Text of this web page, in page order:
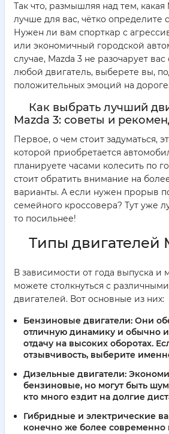
Так что, размышляя над тем, какая
лучше для вас, чётко определите
Нужен ли вам спорткар с
или экономичный городской
случае, Mazda 3 не разочарует
любой двигатель, выберете вы,
положительных эмоций на дороге.
Как выбрать лучший
Mazda 3: советы и
Первое, о чем стоит задуматься,
которой приобретается
планируете часами колесить по
стоит обратить внимание на
варианты. А если нужен прорыв
семейного кроссовера? Тут уже
то посильнее!
Типы двигателей
В зависимости от года выпуска и
можете столкнуться с
двигателей. Вот основные из них:
Бензиновые двигатели: Они
отличную динамику и обычно
отдачу на высоких оборотах.
отзывчивость, выберите
Дизельные двигатели:
бензиновые, но могут быть
кто много ездит на долгие
Гибридные и электрические
конечно же более современно